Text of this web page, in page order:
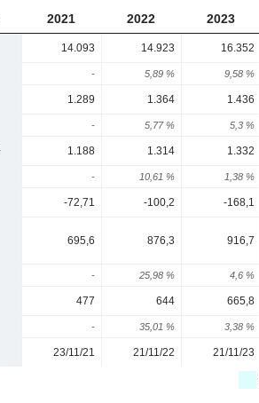
2021 2022 2023
14.093 14.923 16.352
- 5,89 % 9,58 %
1.289 1.364 1.436
- 5,77 % 5,3 %
1.188 1.314 1.332
- 10,61 % 1,38 %
-72,71 -100,2 -168,1
695,6 876,3 916,7
- 25,98 % 4,6 %
477 644 665,8
- 35,01 % 3,38 %
23/11/21 21/11/22 21/11/23